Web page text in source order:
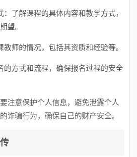
了解课程的具体内容和教学方式，
望。
师的情况，包括其资质和经验等。
的方式和流程，确保报名过程的安全
注意保护个人信息，避免泄露个人
诈骗行为，确保自己的财产安全。